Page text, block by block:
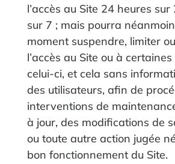
l’accès au Site 24 heures sur
sur 7 ; mais pourra
moment suspendre, limiter
l’accès au Site ou à
celui-ci, et cela sans
des utilisateurs, afin de
interventions de
à jour, des modifications de
ou toute autre action jugée
bon fonctionnement du Site.